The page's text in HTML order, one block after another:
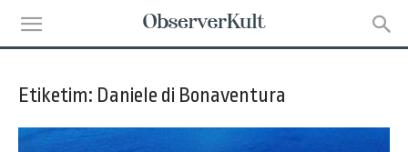
Etiketim: Daniele di Bonaventura